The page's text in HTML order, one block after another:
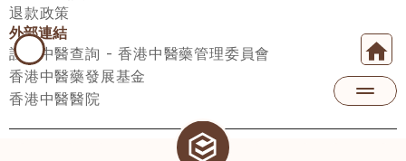
退款政策
外部連結
註冊中醫查詢 - 香港中醫藥管理委員會
香港中醫藥發展基金
香港中醫醫院
醫師匯有限公司 ECWAY LIMITED Copyright 2026© All rights